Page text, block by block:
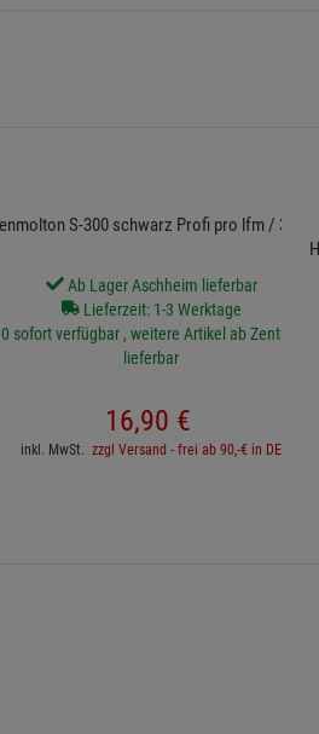
S-300 schwarz Profi pro lfm / 3 m
Ab Lager Aschheim lieferbar
Lieferzeit: 1-3 Werktage
sofort verfügbar , weitere Artikel ab
lieferbar
16,90 €
inkl. MwSt. zzgl Versand - frei ab 90,-€ in DE